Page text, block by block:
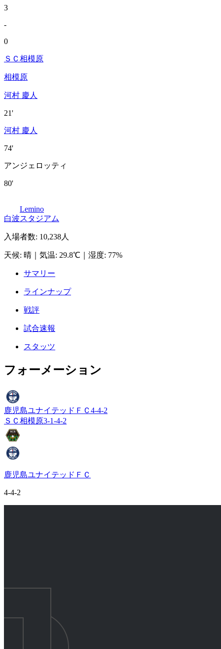
3
-
0
ＳＣ相模原
相模原
河村 慶人
21'
河村 慶人
74'
アンジェロッティ
80'
Lemino
白波スタジアム
入場者数: 10,238人
天候: 晴 気温: 29.8℃ 湿度: 77%
サマリー
ラインナップ
戦評
試合速報
スタッツ
フォーメーション
鹿児島ユナイテッドＦＣ 4-4-2
ＳＣ相模原3-1-4-2
鹿児島ユナイテッドＦＣ
4-4-2